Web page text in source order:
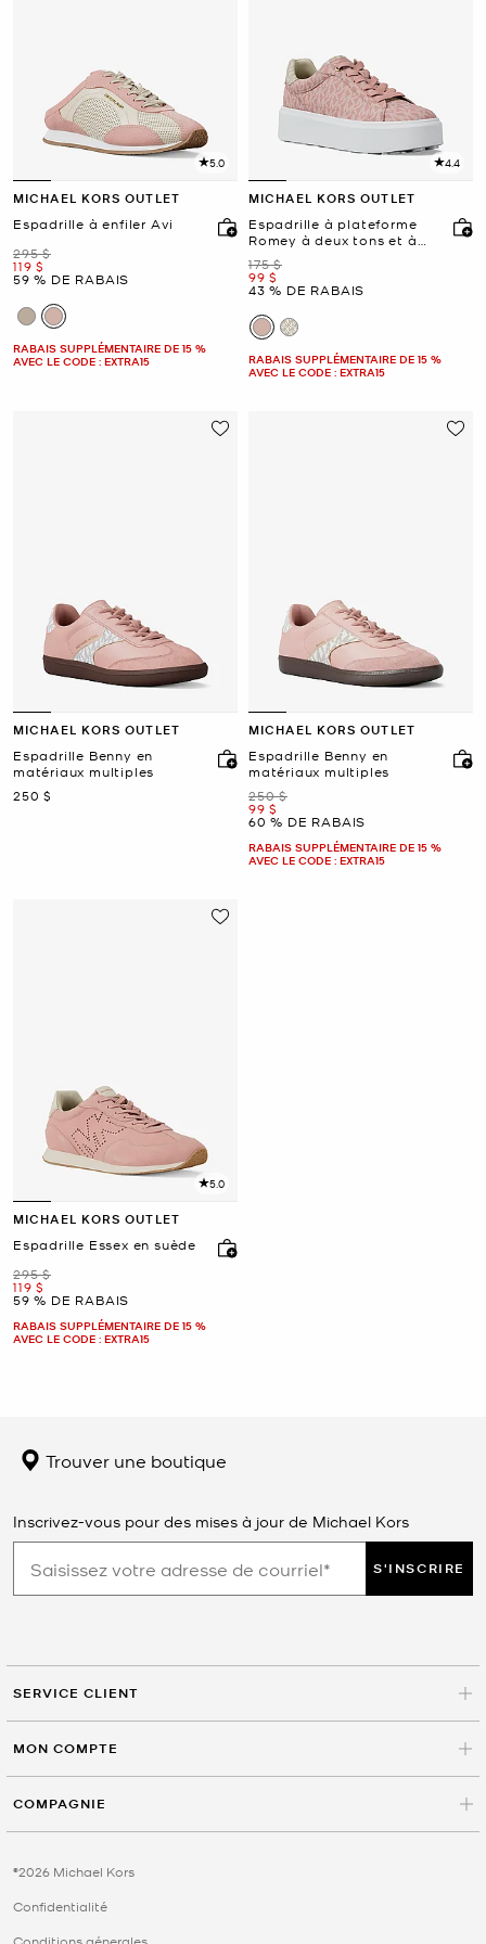
5.0
MICHAEL KORS OUTLET
Espadrille à enfiler Avi
était
295 $
maintenant
119 $
59 % DE RABAIS
RABAIS SUPPLÉMENTAIRE DE 15 %
AVEC LE CODE : EXTRA15
4.4
MICHAEL KORS OUTLET
Espadrille à plateforme
Romey à deux tons et à
logo
était
175 $
maintenant
99 $
43 % DE RABAIS
RABAIS SUPPLÉMENTAIRE DE 15 %
AVEC LE CODE : EXTRA15
MICHAEL KORS OUTLET
Espadrille Benny en
matériaux multiples
maintenant
250 $
MICHAEL KORS OUTLET
Espadrille Benny en
matériaux multiples
était
250 $
maintenant
99 $
60 % DE RABAIS
RABAIS SUPPLÉMENTAIRE DE 15 %
AVEC LE CODE : EXTRA15
5.0
MICHAEL KORS OUTLET
Espadrille Essex en suède
était
295 $
maintenant
119 $
59 % DE RABAIS
RABAIS SUPPLÉMENTAIRE DE 15 %
AVEC LE CODE : EXTRA15
Trouver une boutique
Inscrivez-vous pour des mises à jour de Michael Kors
S'INSCRIRE
SERVICE CLIENT
MON COMPTE
COMPAGNIE
©2026 Michael Kors
Confidentialité